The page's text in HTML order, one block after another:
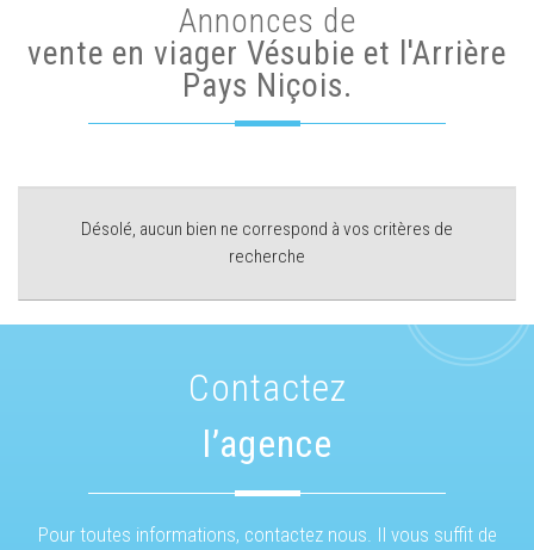
Annonces de
vente en viager Vésubie et l'Arrière
Pays Niçois.
Désolé, aucun bien ne correspond à vos critères de
recherche
Contactez
l’agence
Pour toutes informations, contactez nous. Il vous suffit de